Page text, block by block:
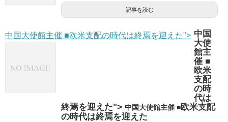
記事を読む
中国大使館主催 ■欧米支配の時代は終焉を迎えた"> 中国
大使
館主
催 ■
欧米
支配
の時
代は
終焉を迎えた"> 中国大使館主催 ■ 欧米支配
の時代は終焉を迎えた